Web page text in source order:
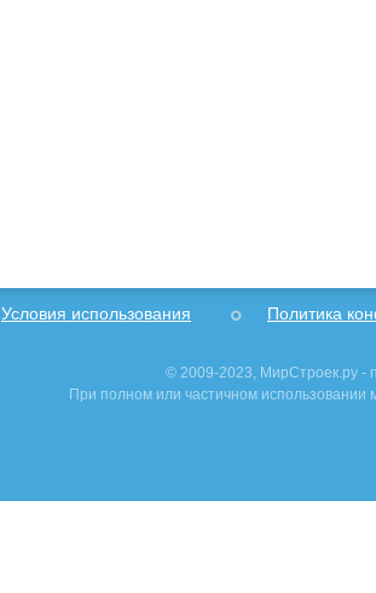
Условия использования Политика
© 2009-2023, МирСтроек.ру -
При полном или частичном использовании